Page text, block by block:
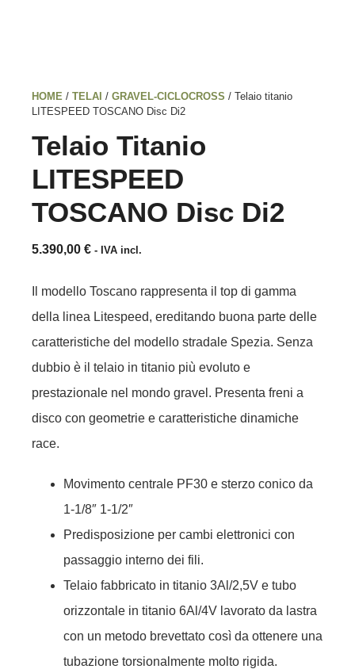
HOME /TELAI /GRAVEL-CICLOCROSS / Telaio titanio
LITESPEED TOSCANO Disc Di2
Telaio Titanio
LITESPEED
TOSCANO Disc Di2
5.390,00€ - IVA incl.
Il modello Toscano rappresenta il top di gamma
della linea Litespeed, ereditando buona parte delle
caratteristiche del modello stradale Spezia. Senza
dubbio è il telaio in titanio più evoluto e
prestazionale nel mondo gravel. Presenta freni a
disco con geometrie e caratteristiche dinamiche
race.
Movimento centrale PF30 e sterzo conico da
1-1/8″ 1-1/2″
Predisposizione per cambi elettronici con
passaggio interno dei fili.
Telaio fabbricato in titanio 3Al/2,5V e tubo
orizzontale in titanio 6Al/4V lavorato da lastra
con un metodo brevettato così da ottenere una
tubazione torsionalmente molto rigida.